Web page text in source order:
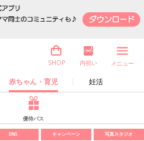
赤ちゃん・育児 妊活
SHOP 内祝い メニュー
優待パス
SNS キャンペーン 写真スタジオ